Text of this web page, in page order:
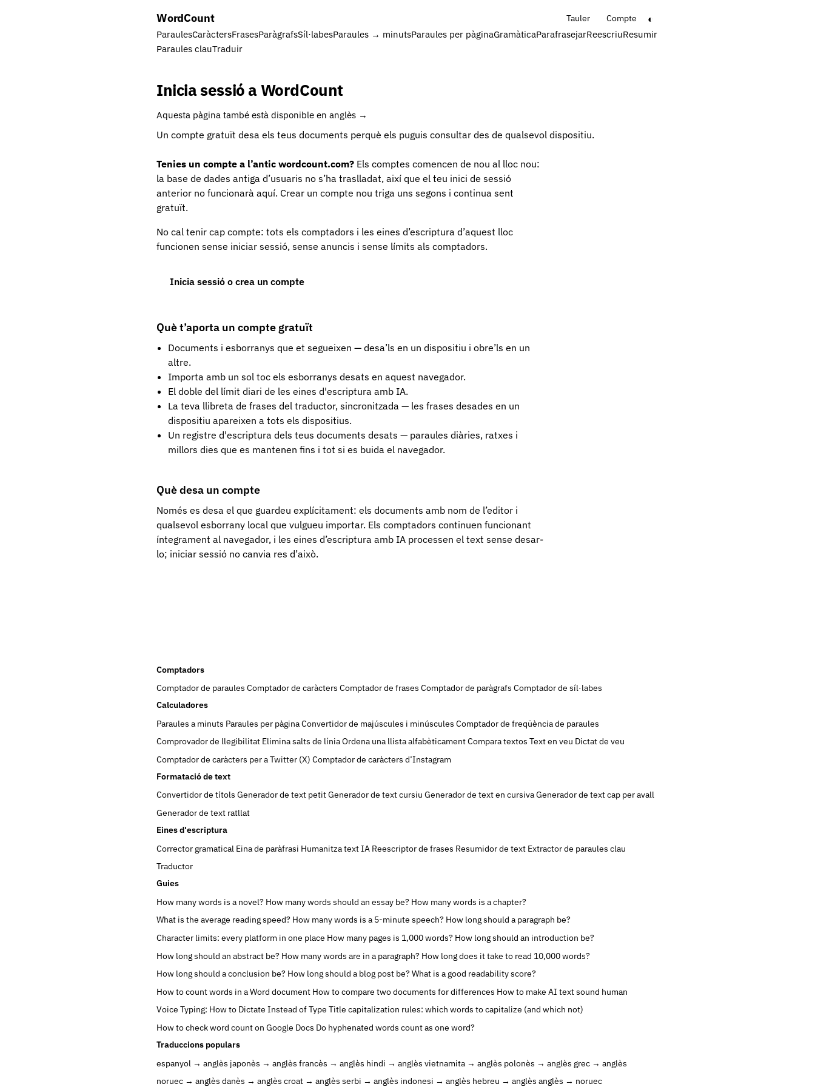
WordCount Tauler Compte ◐
ParaulesCaràctersFrasesParàgrafsSíl·labesParaules → minutsParaules per pàginaGramàticaParafrasejarReescriuResumir
Paraules clauTraduir
Inicia sessió a WordCount
Aquesta pàgina també està disponible en anglès →
Un compte gratuït desa els teus documents perquè els puguis consultar des de qualsevol dispositiu.
Tenies un compte a l’antic wordcount.com? Els comptes comencen de nou al lloc nou:
la base de dades antiga d’usuaris no s’ha traslladat, així que el teu inici de sessió
anterior no funcionarà aquí. Crear un compte nou triga uns segons i continua sent
gratuït.
No cal tenir cap compte: tots els comptadors i les eines d’escriptura d’aquest lloc
funcionen sense iniciar sessió, sense anuncis i sense límits als comptadors.
Inicia sessió o crea un compte
Què t’aporta un compte gratuït
Documents i esborranys que et segueixen — desa’ls en un dispositiu i obre’ls en un
altre.
Importa amb un sol toc els esborranys desats en aquest navegador.
El doble del límit diari de les eines d'escriptura amb IA.
La teva llibreta de frases del traductor, sincronitzada — les frases desades en un
dispositiu apareixen a tots els dispositius.
Un registre d'escriptura dels teus documents desats — paraules diàries, ratxes i
millors dies que es mantenen fins i tot si es buida el navegador.
Què desa un compte
Només es desa el que guardeu explícitament: els documents amb nom de l’editor i
qualsevol esborrany local que vulgueu importar. Els comptadors continuen funcionant
íntegrament al navegador, i les eines d’escriptura amb IA processen el text sense desar-
lo; iniciar sessió no canvia res d’això.
Comptadors
Comptador de paraules Comptador de caràcters Comptador de frases Comptador de paràgrafs Comptador de síl·labes
Calculadores
Paraules a minuts Paraules per pàginaConvertidor de majúscules i minúscules Comptador de freqüència de paraules
Comprovador de llegibilitat Elimina salts de líniaOrdena una llista alfabèticamentCompara textos Text en veu Dictat de veu
Comptador de caràcters per a Twitter (X) Comptador de caràcters d’Instagram
Formatació de text
Convertidor de títols Generador de text petitGenerador de text cursiu Generador de text en cursivaGenerador de text cap per avall
Generador de text ratllat
Eines d'escriptura
Corrector gramatical Eina de paràfrasi Humanitza text IA Reescriptor de frases Resumidor de text Extractor de paraules clau
Traductor
Guies
How many words is a novel? How many words should an essay be? How many words is a chapter?
What is the average reading speed? How many words is a 5-minute speech? How long should a paragraph be?
Character limits: every platform in one place How many pages is 1,000 words? How long should an introduction be?
How long should an abstract be? How many words are in a paragraph? How long does it take to read 10,000 words?
How long should a conclusion be? How long should a blog post be?What is a good readability score?
How to count words in a Word document How to compare two documents for differences How to make AI text sound human
Voice Typing: How to Dictate Instead of Type Title capitalization rules: which words to capitalize (and which not)
How to check word count on Google Docs Do hyphenated words count as one word?
Traduccions populars
espanyol → anglès japonès → anglès francès → anglès hindi → anglès vietnamita → anglès polonès → anglès grec → anglès
noruec → anglès danès → anglès croat → anglès serbi → anglès indonesi → anglès hebreu → anglès anglès → noruec